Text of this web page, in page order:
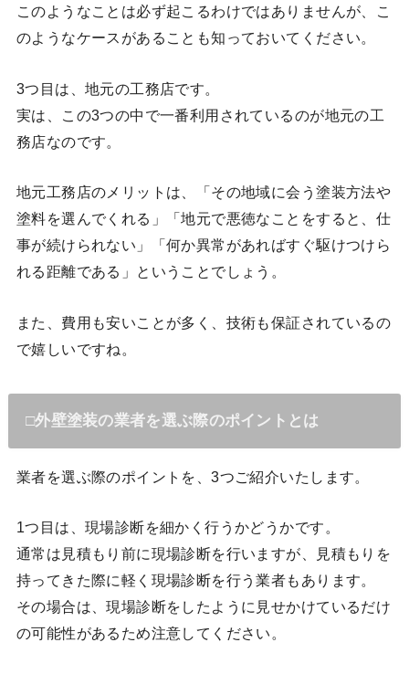
このようなことは必ず起こるわけではありませんが、こ
のようなケースがあることも知っておいてください。
3つ目は、地元の工務店です。
実は、この3つの中で一番利用されているのが地元の工
務店なのです。
地元工務店のメリットは、「その地域に会う塗装方法や
塗料を選んでくれる」「地元で悪徳なことをすると、仕
事が続けられない」「何か異常があればすぐ駆けつけら
れる距離である」ということでしょう。
また、費用も安いことが多く、技術も保証されているの
で嬉しいですね。
□外壁塗装の業者を選ぶ際のポイントとは
業者を選ぶ際のポイントを、3つご紹介いたします。
1つ目は、現場診断を細かく行うかどうかです。
通常は見積もり前に現場診断を行いますが、見積もりを
持ってきた際に軽く現場診断を行う業者もあります。
その場合は、現場診断をしたように見せかけているだけ
の可能性があるため注意してください。